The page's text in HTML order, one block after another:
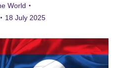
World
18 July 2025